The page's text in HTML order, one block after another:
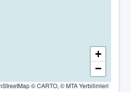
+
−
© CARTO, © MTA Yerbilimleri